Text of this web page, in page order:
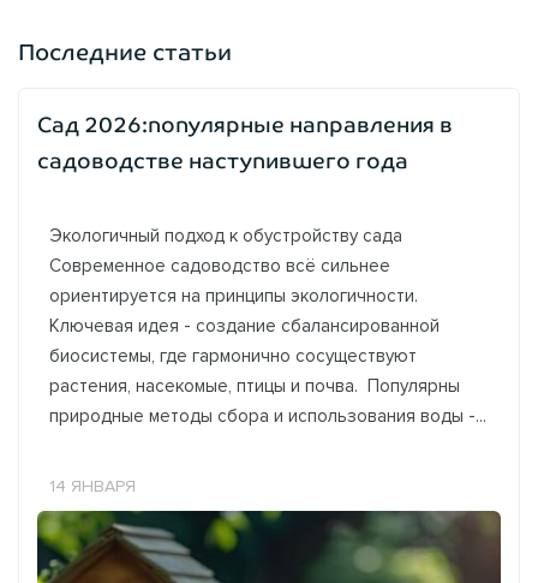
Последние статьи
Сад 2026:популярные направления в
садоводстве наступившего года
Экологичный подход к обустройству сада
Современное садоводство всё сильнее
ориентируется на принципы экологичности.
Ключевая идея - создание сбалансированной
биосистемы, где гармонично сосуществуют
растения, насекомые, птицы и почва. Популярны
природные методы сбора и использования воды -...
14 ЯНВАРЯ